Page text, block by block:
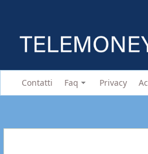
Contatti Faq Privacy